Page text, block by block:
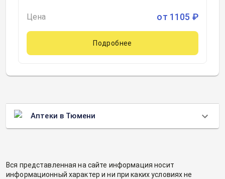
Цена от 1105 ₽
Подробнее
Аптеки в Тюмени
Вся представленная на сайте информация носит
информационный характер и ни при каких условиях не